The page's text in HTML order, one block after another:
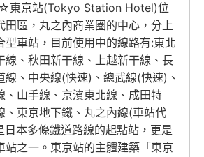
東京站(Tokyo Station Hotel)位
田區，丸之內商業圈的中心，分上
型車站，目前使用中的線路有:東北
線、秋田新干線、上越新干線、長
線、中央線(快速)、總武線(快速)、
、山手線、京濱東北線、成田特
、東京地下鐵、丸之內線(車站代
本多條鐵道路線的起點站，更是
站之一。東京站的主體建築「東京